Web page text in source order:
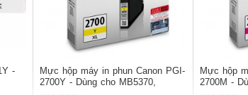
-
Mực hộp máy in phun Canon PGI-
2700Y - Dùng cho MB5370,
Mực hộp
2700M -